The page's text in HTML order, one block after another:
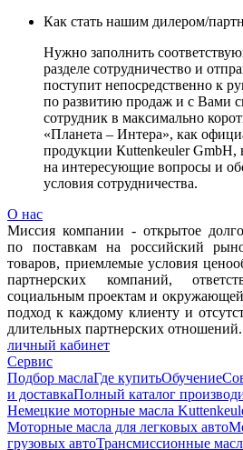
Как стать нашим дилером/
Нужно заполнить
разделе сотрудничество и
поступит непосредственно к
по развитию продаж и с Вами
сотрудник в максимально
«Планета – Интера», как
продукции Кuttenkeuler GmbH,
на интересующие вопросы и
условия сотрудничества.
О нас
Миссия компании - открытое
по поставкам на российский
товаров, приемлемые условия
партнерских компаний,
социальным проектам и
подход к каждому клиенту и
длительных партнерских отношений.
личный кабинет
Сервис
Подбор маслаГде купитьОбучение
и доставкаПолный каталог
Немецкие моторные масла
Моторные масла для легковых авто
грузовых автоТрансмиссионные